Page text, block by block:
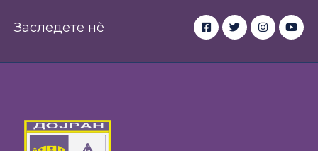
Заследете нè